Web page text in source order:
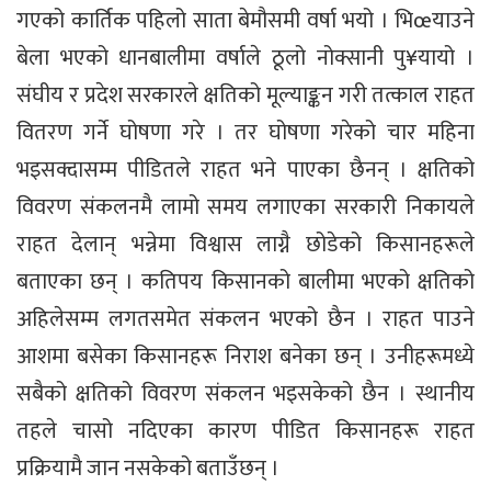
गएको कार्तिक पहिलो साता बेमौसमी वर्षा भयो । भिœयाउने
बेला भएको धानबालीमा वर्षाले ठूलो नोक्सानी पु¥यायो ।
संघीय र प्रदेश सरकारले क्षतिको मूल्याङ्कन गरी तत्काल राहत
वितरण गर्ने घोषणा गरे । तर घोषणा गरेको चार महिना
भइसक्दासम्म पीडितले राहत भने पाएका छैनन् । क्षतिको
विवरण संकलनमै लामो समय लगाएका सरकारी निकायले
राहत देलान् भन्नेमा विश्वास लाग्नै छोडेको किसानहरूले
बताएका छन् । कतिपय किसानको बालीमा भएको क्षतिको
अहिलेसम्म लगतसमेत संकलन भएको छैन । राहत पाउने
आशमा बसेका किसानहरू निराश बनेका छन् । उनीहरूमध्ये
सबैको क्षतिको विवरण संकलन भइसकेको छैन । स्थानीय
तहले चासो नदिएका कारण पीडित किसानहरू राहत
प्रक्रियामै जान नसकेको बताउँछन् ।